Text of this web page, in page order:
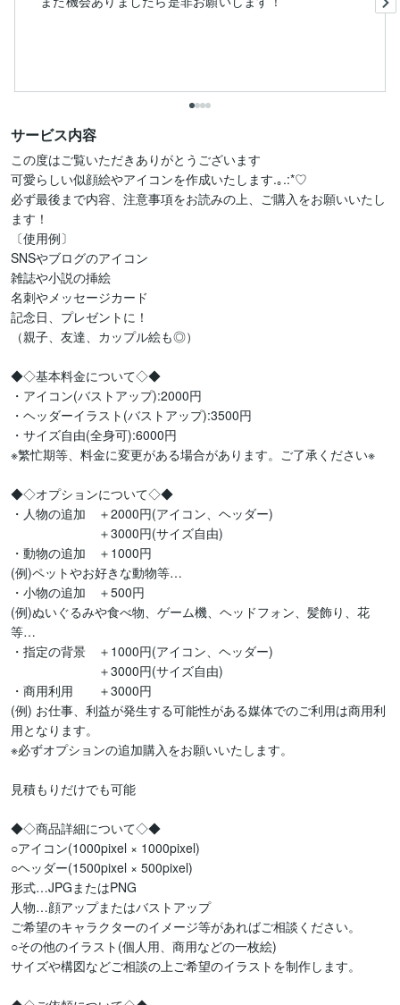
サービス内容
この度はご覧いただきありがとうございます
可愛らしい似顔絵やアイコンを作成いたします.｡.:*♡
必ず最後まで内容、注意事項をお読みの上、ご購入をお願いいたし
ます！
〔使用例〕
SNSやブログのアイコン
雑誌や小説の挿絵
名刺やメッセージカード
記念日、プレゼントに！
（親子、友達、カップル絵も◎）
◆◇基本料金について◇◆
・アイコン(バストアップ):2000円
・ヘッダーイラスト(バストアップ):3500円
・サイズ自由(全身可):6000円
※繁忙期等、料金に変更がある場合があります。ご了承ください※
◆◇オプションについて◇◆
・人物の追加　＋2000円(アイコン、ヘッダー)
＋3000円(サイズ自由)
・動物の追加　＋1000円
(例)ペットやお好きな動物等…
・小物の追加　＋500円
(例)ぬいぐるみや食べ物、ゲーム機、ヘッドフォン、髪飾り、花
等…
・指定の背景　＋1000円(アイコン、ヘッダー)
＋3000円(サイズ自由)
・商用利用　　＋3000円
(例) お仕事、利益が発生する可能性がある媒体でのご利用は商用利
用となります。
※必ずオプションの追加購入をお願いいたします。
見積もりだけでも可能
◆◇商品詳細について◇◆
○アイコン(1000pixel × 1000pixel)
○ヘッダー(1500pixel × 500pixel)
形式…JPGまたはPNG
人物…顔アップまたはバストアップ
ご希望のキャラクターのイメージ等があればご相談ください。
○その他のイラスト(個人用、商用などの一枚絵)
サイズや構図などご相談の上ご希望のイラストを制作します。